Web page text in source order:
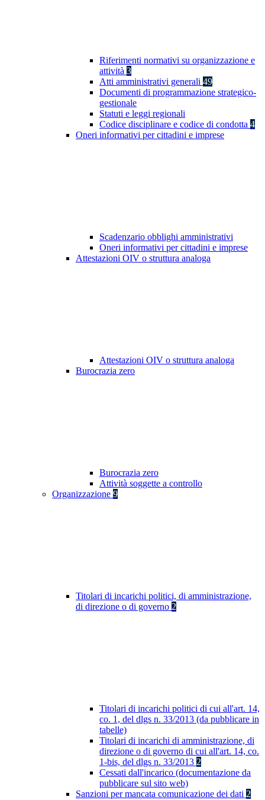
Riferimenti normativi su organizzazione e
attività 3
Atti amministrativi generali 49
Documenti di programmazione strategico-
gestionale
Statuti e leggi regionali
Codice disciplinare e codice di condotta 4
Oneri informativi per cittadini e imprese
Scadenzario obblighi amministrativi
Oneri informativi per cittadini e imprese
Attestazioni OIV o struttura analoga
Attestazioni OIV o struttura analoga
Burocrazia zero
Burocrazia zero
Attività soggette a controllo
Organizzazione 9
Titolari di incarichi politici, di amministrazione,
di direzione o di governo 2
Titolari di incarichi politici di cui all'art. 14,
co. 1, del dlgs n. 33/2013 (da pubblicare in
tabelle)
Titolari di incarichi di amministrazione, di
direzione o di governo di cui all'art. 14, co.
1-bis, del dlgs n. 33/2013 2
Cessati dall'incarico (documentazione da
pubblicare sul sito web)
Sanzioni per mancata comunicazione dei dati 2